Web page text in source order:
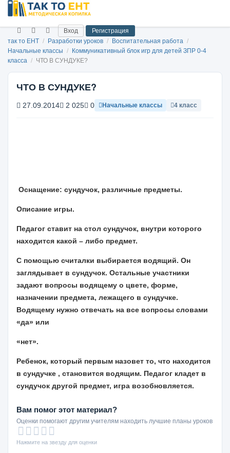
Вход
Регистрация
так то ЕНТ / Разработки уроков / Воспитательная работа /
Начальные классы /
Коммуникативный блок игр для детей ЗПР 0-4
класса / ЧТО В СУНДУКЕ?
ЧТО В СУНДУКЕ?
27.09.2014 2 025 0 Начальные классы 4 класс
Оснащение: сундучок, различные предметы.
Описание игры.
Педагог ставит на стол сундучок, внутри которого
находится какой – либо предмет.
С помощью считалки выбирается водящий. Он
заглядывает в сундучок. Остальные участники
задают вопросы водящему о цвете, форме,
назначении предмета, лежащего в сундучке.
Водящему нужно отвечать на все вопросы словами
«да» или
«нет».
Ребенок, который первым назовет то, что находится
в сундучке , становится водящим. Педагог кладет в
сундучок другой предмет, игра возобновляется.
Вам помог этот материал?
Оценки помогают другим учителям находить лучшие планы уроков
Нажмите на звезду для оценки